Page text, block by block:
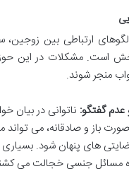
ارتباطی بین
است. مشکلات در این
منجر شوند.
گفتگو: ناتوانی در بیان
باز و صادقانه، می تواند
های پنهان شود. بسیاری
مسائل جنسی خجالت می کشند